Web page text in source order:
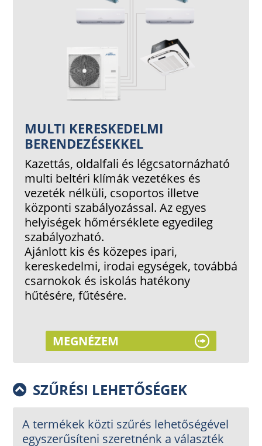
MULTI KERESKEDELMI
BERENDEZÉSEKKEL
Kazettás, oldalfali és légcsatornázható
multi beltéri klímák vezetékes és
vezeték nélküli, csoportos illetve
központi szabályozással. Az egyes
helyiségek hőmérséklete egyedileg
szabályozható.
Ajánlott kis és közepes ipari,
kereskedelmi, irodai egységek, továbbá
csarnokok és iskolás hatékony
hűtésére, fűtésére.
MEGNÉZEM
SZŰRÉSI LEHETŐSÉGEK
A termékek közti szűrés lehetőségével
egyszerűsíteni szeretnénk a választék